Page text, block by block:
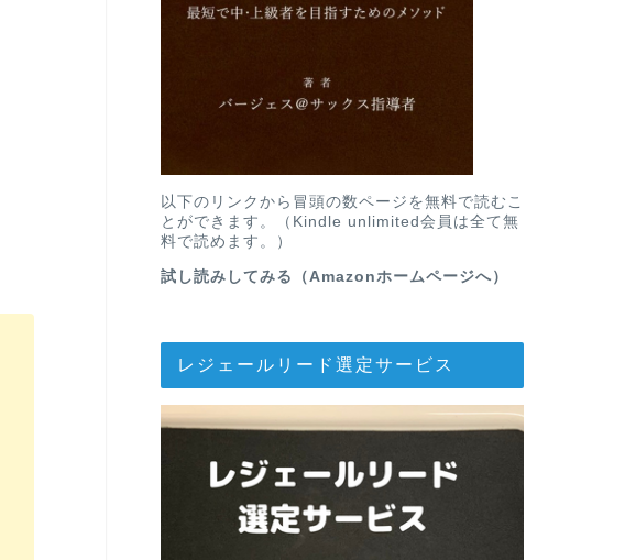
以下のリンクから冒頭の数ページを無料で読むこ
とができます。（Kindle unlimited会員は全て無
料で読めます。）
試し読みしてみる（Amazonホームページへ）
レジェールリード選定サービス